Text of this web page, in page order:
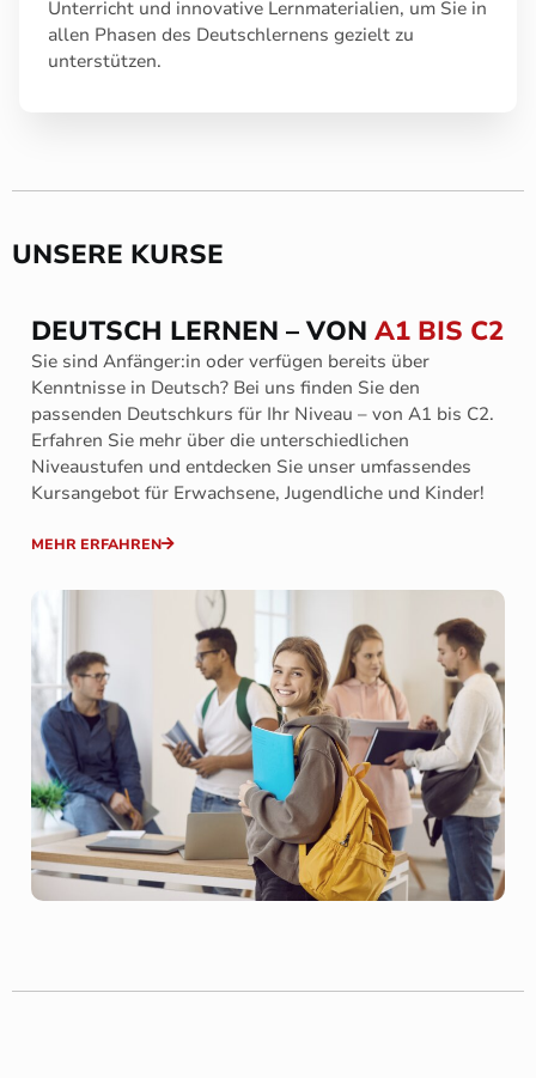
Unterricht und innovative Lernmaterialien, um Sie in
allen Phasen des Deutschlernens gezielt zu
unterstützen.
UNSERE KURSE
DEUTSCH LERNEN – VON A1 BIS C2
Sie sind Anfänger:in oder verfügen bereits über
Kenntnisse in Deutsch? Bei uns finden Sie den
passenden Deutschkurs für Ihr Niveau – von A1 bis C2.
Erfahren Sie mehr über die unterschiedlichen
Niveaustufen und entdecken Sie unser umfassendes
Kursangebot für Erwachsene, Jugendliche und Kinder!
MEHR ERFAHREN